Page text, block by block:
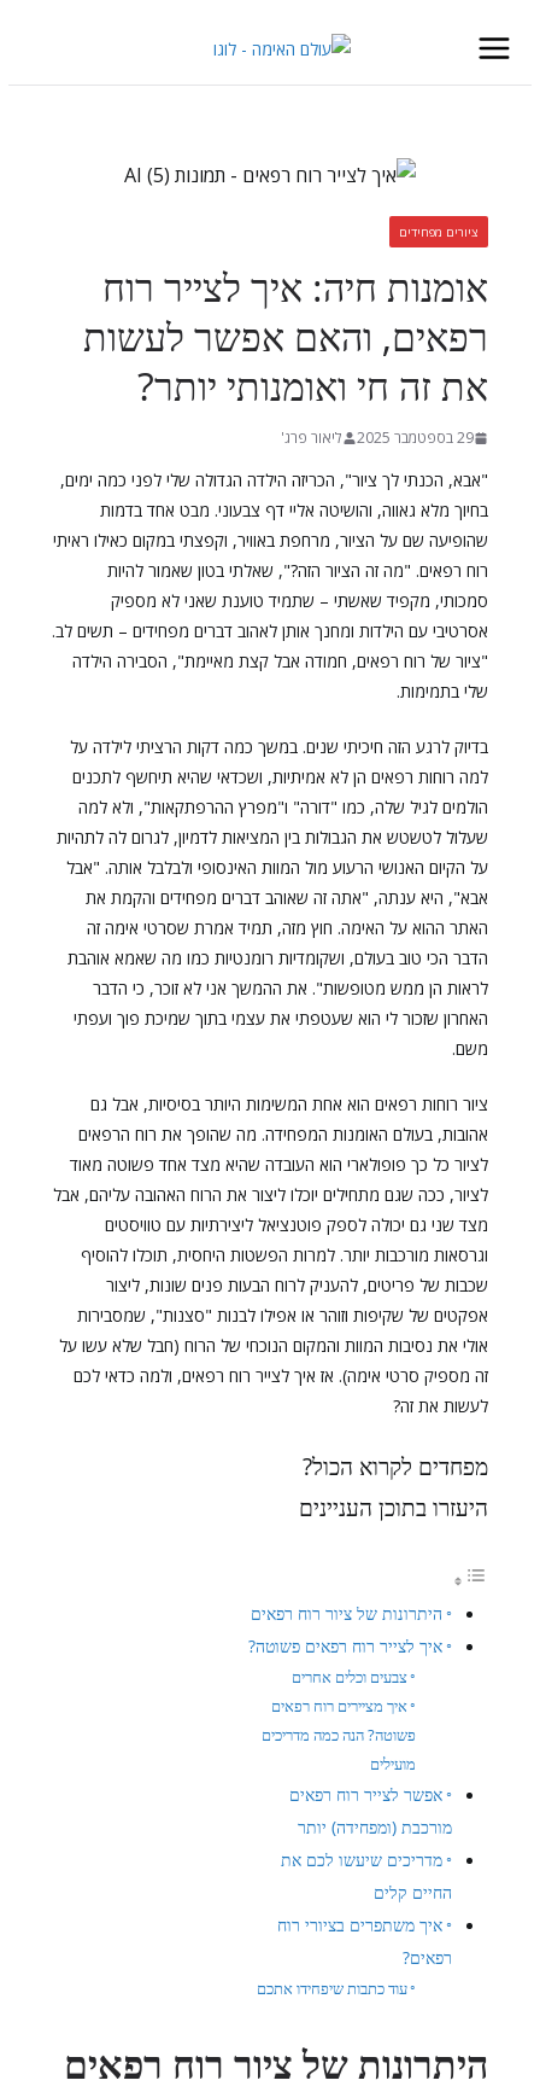
ציורים מפחידים
אומנות חיה: איך לצייר רוח
רפאים, והאם אפשר לעשות
את זה חי ואומנותי יותר?
29 בספטמבר 2025 ליאור פרג'
"אבא, הכנתי לך ציור", הכריזה הילדה הגדולה שלי לפני כמה ימים,
בחיוך מלא גאווה, והושיטה אליי דף צבעוני. מבט אחד בדמות
שהופיעה שם על הציור, מרחפת באוויר, וקפצתי במקום כאילו ראיתי
רוח רפאים. "מה זה הציור הזה?", שאלתי בטון שאמור להיות
סמכותי, מקפיד שאשתי – שתמיד טוענת שאני לא מספיק
אסרטיבי עם הילדות ומחנך אותן לאהוב דברים מפחידים – תשים לב.
"ציור של רוח רפאים, חמודה אבל קצת מאיימת", הסבירה הילדה
שלי בתמימות.
בדיוק לרגע הזה חיכיתי שנים. במשך כמה דקות הרציתי לילדה על
למה רוחות רפאים הן לא אמיתיות, ושכדאי שהיא תיחשף לתכנים
הולמים לגיל שלה, כמו "דורה" ו"מפרץ ההרפתקאות", ולא למה
שעלול לטשטש את הגבולות בין המציאות לדמיון, לגרום לה לתהיות
על הקיום האנושי הרעוע מול המוות האינסופי ולבלבל אותה. "אבל
אבא", היא ענתה, "אתה זה שאוהב דברים מפחידים והקמת את
האתר ההוא על האימה. חוץ מזה, תמיד אמרת שסרטי אימה זה
הדבר הכי טוב בעולם, ושקומדיות רומנטיות כמו מה שאמא אוהבת
לראות הן ממש מטופשות". את ההמשך אני לא זוכר, כי הדבר
האחרון שזכור לי הוא שעטפתי את עצמי בתוך שמיכת פוך ועפתי
משם.
ציור רוחות רפאים הוא אחת המשימות היותר בסיסיות, אבל גם
אהובות, בעולם האומנות המפחידה. מה שהופך את רוח הרפאים
לציור כל כך פופולארי הוא העובדה שהיא מצד אחד פשוטה מאוד
לציור, ככה שגם מתחילים יוכלו ליצור את הרוח האהובה עליהם, אבל
מצד שני גם יכולה לספק פוטנציאל ליצירתיות עם טוויסטים
וגרסאות מורכבות יותר. למרות הפשטות היחסית, תוכלו להוסיף
שכבות של פריטים, להעניק לרוח הבעות פנים שונות, ליצור
אפקטים של שקיפות וזוהר או אפילו לבנות "סצנות", שמסבירות
אולי את נסיבות המוות והמקום הנוכחי של הרוח (חבל שלא עשו על
זה מספיק סרטי אימה). אז איך לצייר רוח רפאים, ולמה כדאי לכם
לעשות את זה?
מפחדים לקרוא הכול?
היעזרו בתוכן העניינים
היתרונות של ציור רוח רפאים
איך לצייר רוח רפאים פשוטה?
צבעים וכלים אחרים
איך מציירים רוח רפאים
פשוטה? הנה כמה מדריכים
מועילים
אפשר לצייר רוח רפאים
מורכבת (ומפחידה) יותר
מדריכים שיעשו לכם את
החיים קלים
איך משתפרים בציורי רוח
רפאים?
עוד כתבות שיפחידו אתכם
היתרונות של ציור רוח רפאים